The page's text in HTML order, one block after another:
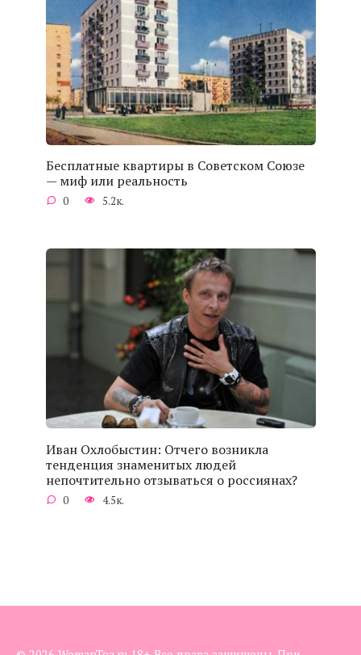
Бесплатные квартиры в Советском Союзе
— миф или реальность
0 5.2к.
Иван Охлобыстин: Отчего возникла
тенденция знаменитых людей
непочтительно отзываться о россиянах?
0 4.5к.